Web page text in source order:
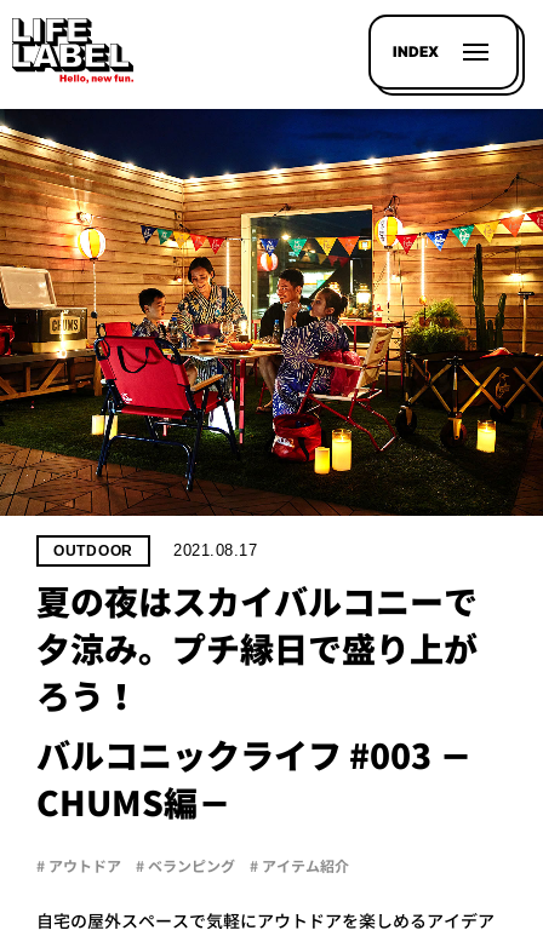
INDEX
記事を
探す
LL
HOUSE
LINE-
UP
WHAT’S
LIFE
LABEL
OUTDOOR 2021.08.17
夏の夜はスカイバルコニーで
夕涼み。プチ縁日で盛り上が
ろう！
バルコニックライフ #003 －
CHUMS編－
# アウトドア # ベランピング # アイテム紹介
自宅の屋外スペースで気軽にアウトドアを楽しめるアイデア